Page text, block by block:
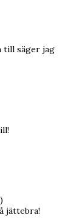
till säger jag
jättebra!